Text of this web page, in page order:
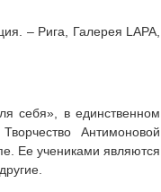
– Рига, Галерея LAPA,
себя», в единственном
Антимоновой
Ее учениками являются